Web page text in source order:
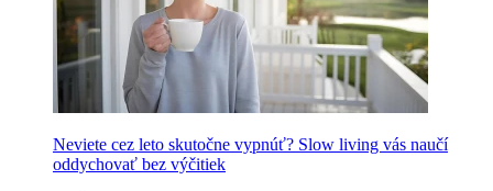
Neviete cez leto skutočne vypnúť? Slow living vás naučí
oddychovať bez výčitiek